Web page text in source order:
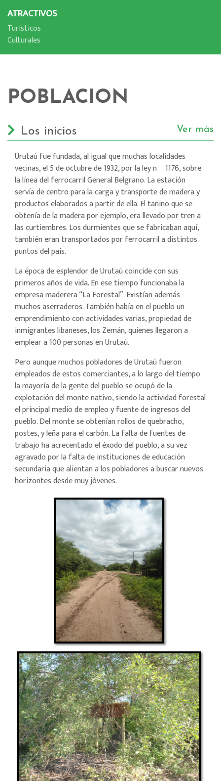
ATRACTIVOS
Turí­sticos
Culturales
POBLACION
Los inicios Ver más
Urutaú fue fundada, al igual que muchas localidades
vecinas, el 5 de octubre de 1932, por la ley nº 1176, sobre
la línea del ferrocarril General Belgrano. La estación
servía de centro para la carga y transporte de madera y
productos elaborados a partir de ella. El tanino que se
obtenía de la madera por ejemplo, era llevado por tren a
las curtiembres. Los durmientes que se fabricaban aquí,
también eran transportados por ferrocarril a distintos
puntos del país.
La época de esplendor de Urutaú coincide con sus
primeros años de vida. En ese tiempo funcionaba la
empresa maderera “La Forestal”. Existían además
muchos aserraderos. También había en el pueblo un
emprendimiento con actividades varias, propiedad de
inmigrantes libaneses, los Zemán, quienes llegaron a
emplear a 100 personas en Urutaú.
Pero aunque muchos pobladores de Urutaú fueron
empleados de estos comerciantes, a lo largo del tiempo
la mayoría de la gente del pueblo se ocupó de la
explotación del monte nativo, siendo la actividad forestal
el principal medio de empleo y fuente de ingresos del
pueblo. Del monte se obtenían rollos de quebracho,
postes, y leña para el carbón. La falta de fuentes de
trabajo ha acrecentado el éxodo del pueblo, a su vez
agravado por la falta de instituciones de educación
secundaria que alientan a los pobladores a buscar nuevos
horizontes desde muy jóvenes.